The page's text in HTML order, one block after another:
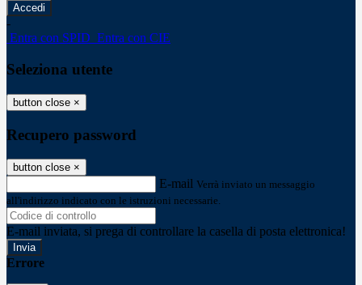
-
Entra con SPID Entra con CIE
Seleziona utente
button close ×
Recupero password
button close ×
E-mail Verrà inviato un messaggio
all'indirizzo indicato con le istruzioni necessarie.
E-mail inviata, si prega di controllare la casella di posta elettronica!
Errore